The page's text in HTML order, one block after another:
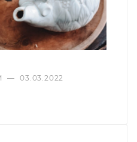
— 03.03.2022